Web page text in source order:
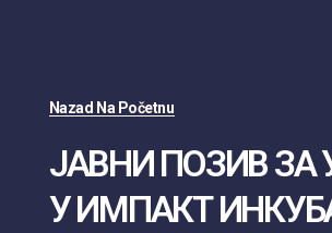
Nazad Na Početnu
ЈАВНИ ПОЗИВ
У ИМПАКТ